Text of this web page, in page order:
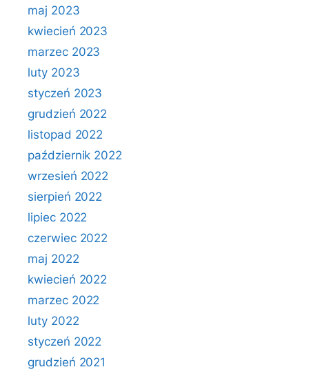
maj 2023
kwiecień 2023
marzec 2023
luty 2023
styczeń 2023
grudzień 2022
listopad 2022
październik 2022
wrzesień 2022
sierpień 2022
lipiec 2022
czerwiec 2022
maj 2022
kwiecień 2022
marzec 2022
luty 2022
styczeń 2022
grudzień 2021